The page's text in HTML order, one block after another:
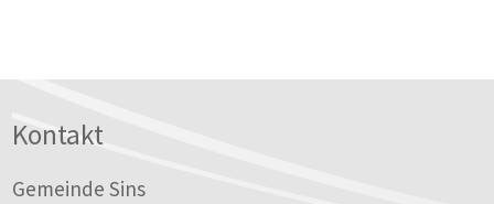
Kontakt
Gemeinde Sins